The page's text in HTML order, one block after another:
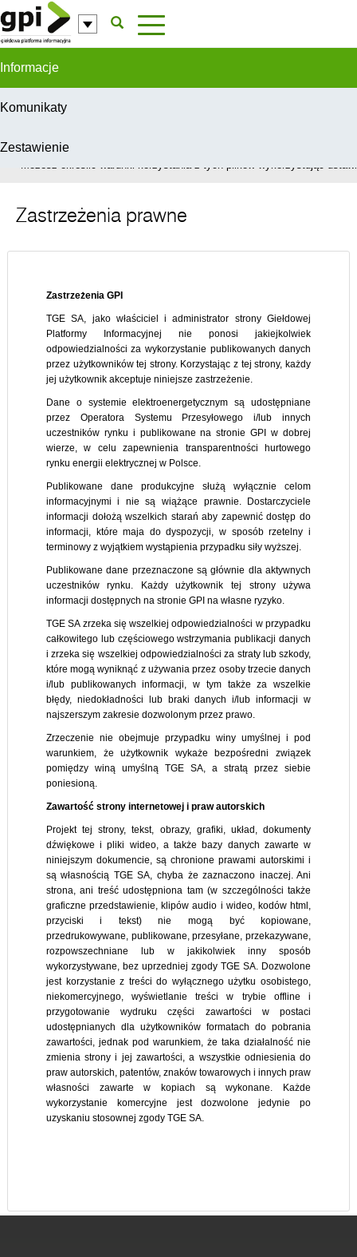
Przejdź do komentarzy
Informacje
Komunikaty
Zestawienie
W celu świadczenia usług na najwyższym poziomie, serwis GPI
Możesz określić warunki korzystania z tych plików wykorzystując
Zastrzeżenia prawne
Zastrzeżenia GPI
TGE SA, jako właściciel i administrator strony Giełdowej
Platformy Informacyjnej nie ponosi jakiejkolwiek
odpowiedzialności za wykorzystanie publikowanych danych
przez użytkowników tej strony. Korzystając z tej strony, każdy
jej użytkownik akceptuje niniejsze zastrzeżenie.
Dane o systemie elektroenergetycznym są udostępniane
przez Operatora Systemu Przesyłowego i/lub innych
uczestników rynku i publikowane na stronie GPI w dobrej
wierze, w celu zapewnienia transparentności hurtowego
rynku energii elektrycznej w Polsce.
Publikowane dane produkcyjne służą wyłącznie celom
informacyjnymi i nie są wiążące prawnie. Dostarczyciele
informacji dołożą wszelkich starań aby zapewnić dostęp do
informacji, które maja do dyspozycji, w sposób rzetelny i
terminowy z wyjątkiem wystąpienia przypadku siły wyższej.
Publikowane dane przeznaczone są głównie dla aktywnych
uczestników rynku. Każdy użytkownik tej strony używa
informacji dostępnych na stronie GPI na własne ryzyko.
TGE SA zrzeka się wszelkiej odpowiedzialności w przypadku
całkowitego lub częściowego wstrzymania publikacji danych
i zrzeka się wszelkiej odpowiedzialności za straty lub szkody,
które mogą wyniknąć z używania przez osoby trzecie danych
i/lub publikowanych informacji, w tym także za wszelkie
błędy, niedokładności lub braki danych i/lub informacji w
najszerszym zakresie dozwolonym przez prawo.
Zrzeczenie nie obejmuje przypadku winy umyślnej i pod
warunkiem, że użytkownik wykaże bezpośredni związek
pomiędzy winą umyślną TGE SA, a stratą przez siebie
poniesioną.
Zawartość strony internetowej i praw autorskich
Projekt tej strony, tekst, obrazy, grafiki, układ, dokumenty
dźwiękowe i pliki wideo, a także bazy danych zawarte w
niniejszym dokumencie, są chronione prawami autorskimi i
są własnością TGE SA, chyba że zaznaczono inaczej. Ani
strona, ani treść udostępniona tam (w szczególności także
graficzne przedstawienie, klipów audio i wideo, kodów html,
przyciski i tekst) nie mogą być kopiowane,
przedrukowywane, publikowane, przesyłane, przekazywane,
rozpowszechniane lub w jakikolwiek inny sposób
wykorzystywane, bez uprzedniej zgody TGE SA. Dozwolone
jest korzystanie z treści do wyłącznego użytku osobistego,
niekomercyjnego, wyświetlanie treści w trybie offline i
przygotowanie wydruku części zawartości w postaci
udostępnianych dla użytkowników formatach do pobrania
zawartości, jednak pod warunkiem, że taka działalność nie
zmienia strony i jej zawartości, a wszystkie odniesienia do
praw autorskich, patentów, znaków towarowych i innych praw
własności zawarte w kopiach są wykonane. Każde
wykorzystanie komercyjne jest dozwolone jedynie po
uzyskaniu stosownej zgody TGE SA.